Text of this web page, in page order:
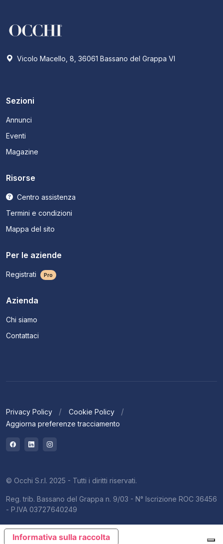
Vicolo Macello, 8, 36061 Bassano del Grappa VI
Sezioni
Annunci
Eventi
Magazine
Risorse
Centro assistenza
Termini e condizioni
Mappa del sito
Per le aziende
Registrati Pro
Azienda
Chi siamo
Contattaci
Privacy Policy
Cookie Policy
Aggiorna preferenze tracciamento
© Occhi S.r.l. 2025 - Tutti i diritti riservati.
Reg. trib. Bassano del Grappa n. 9/03 - N° Iscrizione ROC 36456
- P.IVA 03727640249
Informativa sulla raccolta